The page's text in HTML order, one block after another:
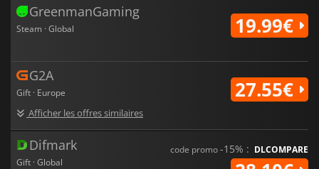
GreenmanGaming
Steam · Global 19.99€
G2A
Gift · Europe
Afficher les offres similaires
27.55€
Difmark
Gift · Global
code promo-15% : DLCOMPARE